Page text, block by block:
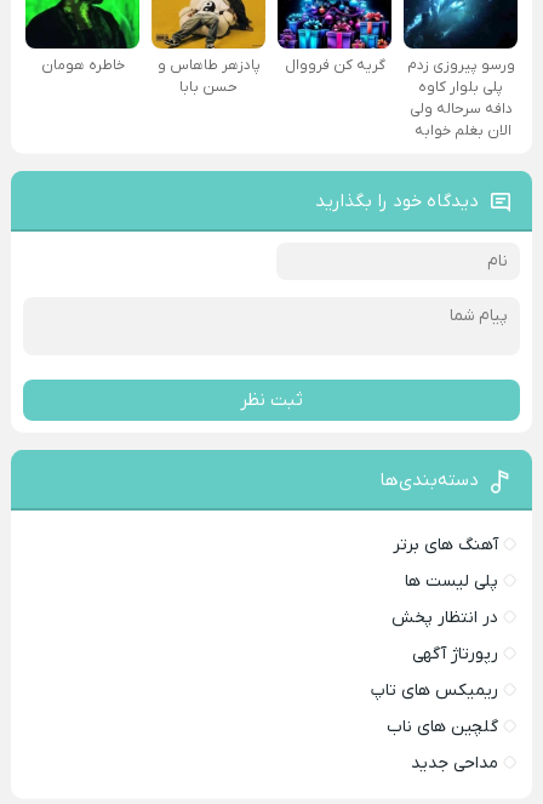
ورسو پیروزی زدم
پلی بلوار کاوه
دافه سرحاله ولی
الان بغلم خوابه ‌
گریه کن فرووال
پادزهر طاهاس و
حسن بابا
خاطره هومان
دیدگاه خود را بگذارید
ثبت نظر
دسته‌بندی‌ها
آهنگ های برتر
پلی لیست ها
در انتظار پخش
رپورتاژ آگهی
ریمیکس های تاپ
گلچین های ناب
مداحی جدید